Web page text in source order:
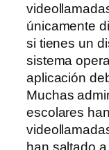
únicamente
si tienes un
sistema
aplicación
Muchas
escolares